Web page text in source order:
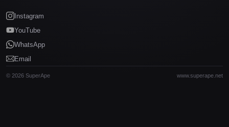
Instagram
YouTube
WhatsApp
Email
© 2026 SuperApe www.superape.net